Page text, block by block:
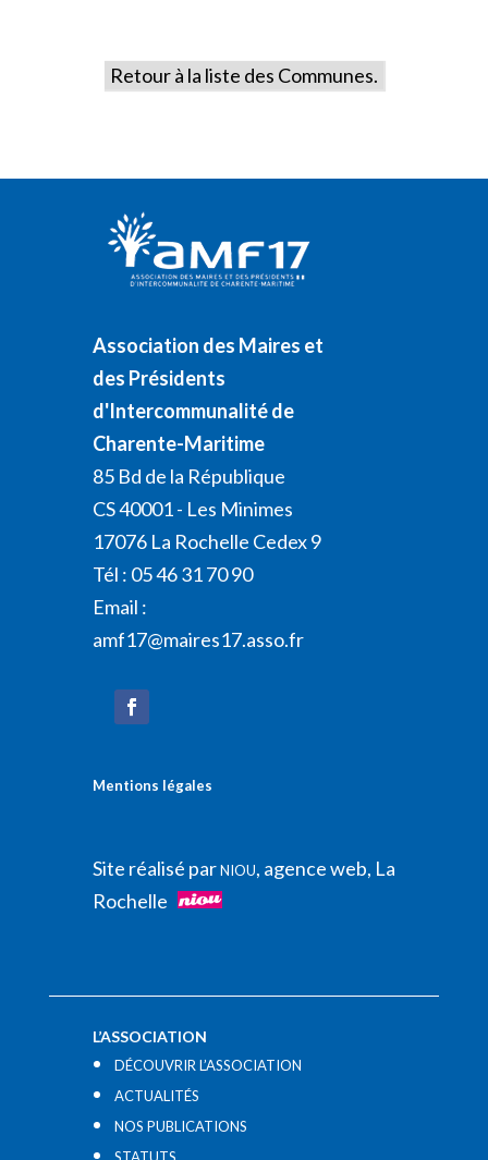
Retour à la liste des Communes.
Association des Maires et
des Présidents
d'Intercommunalité de
Charente-Maritime
85 Bd de la République
CS 40001 - Les Minimes
17076 La Rochelle Cedex 9
Tél : 05 46 31 70 90
Email :
amf17@maires17.asso.fr
Mentions légales
Site réalisé parNIOU, agence web, La
Rochelle
L’ASSOCIATION
DÉCOUVRIR L’ASSOCIATION
ACTUALITÉS
NOS PUBLICATIONS